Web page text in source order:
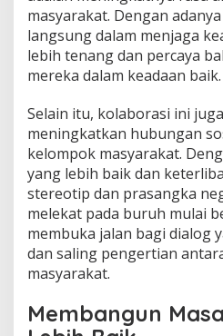
masyarakat. Dengan
langsung dalam menjaga
lebih tenang dan percaya
mereka dalam keadaan baik.
Selain itu, kolaborasi ini
meningkatkan hubungan
kelompok masyarakat.
yang lebih baik dan
stereotip dan prasangka
melekat pada buruh mulai
membuka jalan bagi dialog
dan saling pengertian
masyarakat.
Membangun